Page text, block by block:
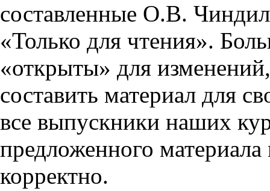
составленные О.В.
«Только для чтения».
«открыты» для
составить материал для
все выпускники наших
предложенного
корректно.